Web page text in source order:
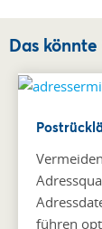
Das
führen